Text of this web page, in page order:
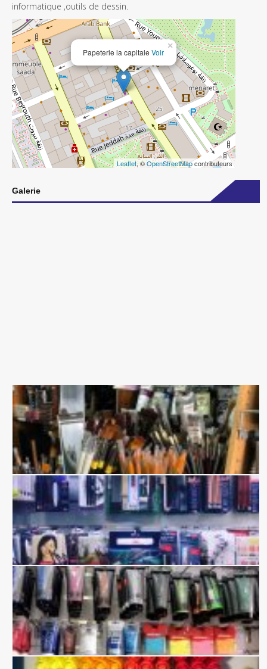
informatique ,outils de dessin.
Papeterie la capitale Voir
×
Leaflet, ©OpenStreetMapcontributeurs
Galerie